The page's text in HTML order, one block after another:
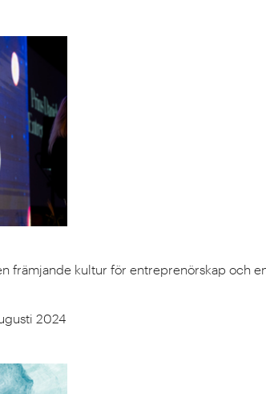
främjande kultur för entreprenörskap och
2024